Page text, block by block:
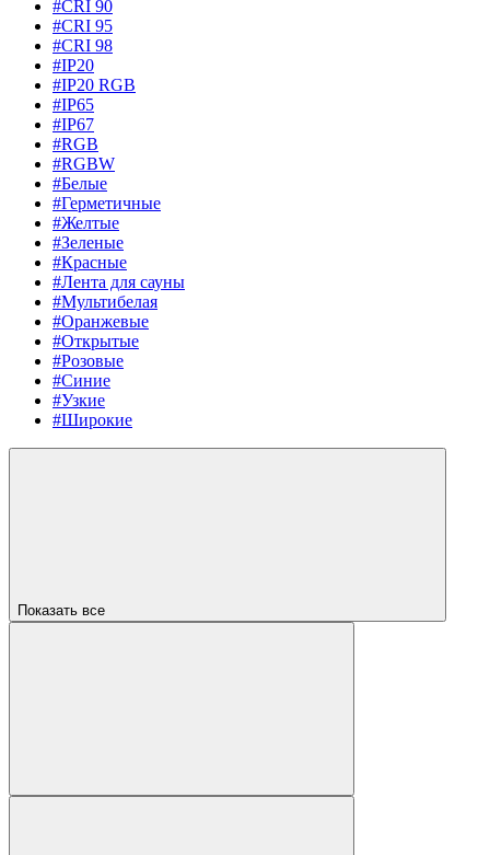
#CRI 90
#CRI 95
#CRI 98
#IP20
#IP20 RGB
#IP65
#IP67
#RGB
#RGBW
#Белые
#Герметичные
#Желтые
#Зеленые
#Красные
#Лента для сауны
#Мультибелая
#Оранжевые
#Открытые
#Розовые
#Синие
#Узкие
#Широкие
Показать все